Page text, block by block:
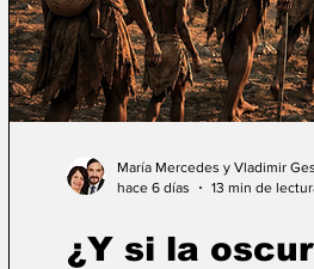
¿Y si la
María Mercedes y Vladimir
hace 6 días
13 min de